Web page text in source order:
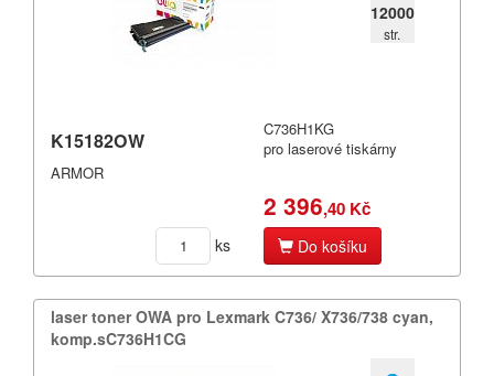
12000
str.
K15182OW
ARMOR
C736H1KG
pro laserové tiskárny
2 396,40 Kč
ks Do košíku
laser toner OWA pro Lexmark C736/​ X736/​738 cyan,​
komp.​sC736H1CG